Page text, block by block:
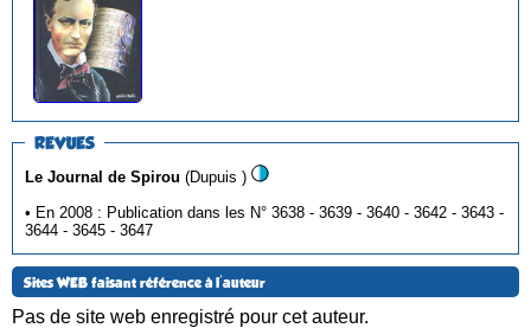
REVUES
Le Journal de Spirou
(Dupuis )
• En 2008 : Publication dans les N° 3638 - 3639 - 3640 - 3642 - 3643 -
3644 - 3645 - 3647
Sites WEB faisant référence à l'auteur
Pas de site web enregistré pour cet auteur.